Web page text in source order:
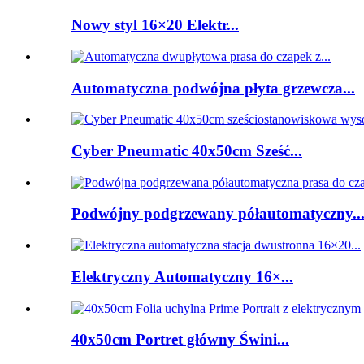
Nowy styl 16×20 Elektr...
Automatyczna podwójna płyta grzewcza...
Cyber ​​Pneumatic 40x50cm Sześć...
Podwójny podgrzewany półautomatyczny...
Elektryczny Automatyczny 16×...
40x50cm Portret główny Świni...